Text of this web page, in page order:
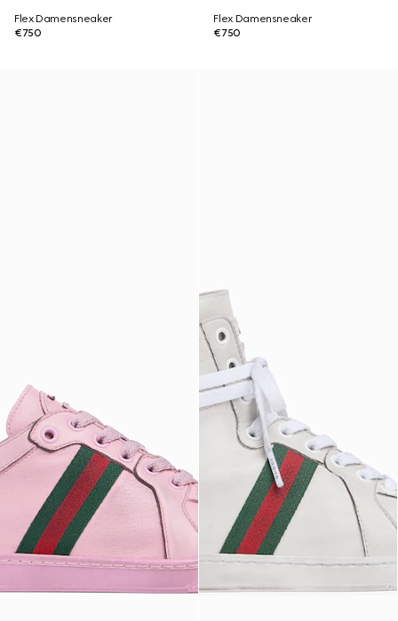
Flex Damensneaker
€750
Flex Damensneaker
€750